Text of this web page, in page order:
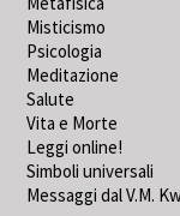
Misticismo
Psicologia
Meditazione
Salute
Vita e Morte
Leggi online!
Simboli universali
Messaggi dal V.M.